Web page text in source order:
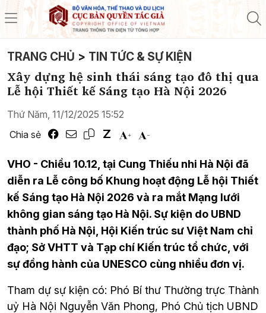
TRANG CHỦ > TIN TỨC & SỰ KIỆN
Xây dựng hệ sinh thái sáng tạo đô thị qua
Lễ hội Thiết kế Sáng tạo Hà Nội 2026
Thứ Năm, 11/12/2025 15:52
Chia sẻ
VHO - Chiều 10.12, tại Cung Thiếu nhi Hà Nội đã
diễn ra Lễ công bố Khung hoạt động Lễ hội Thiết
kế Sáng tạo Hà Nội 2026 và ra mắt Mạng lưới
không gian sáng tạo Hà Nội. Sự kiện do UBND
thành phố Hà Nội, Hội Kiến trúc sư Việt Nam chỉ
đạo; Sở VHTT và Tạp chí Kiến trúc tổ chức, với
sự đồng hành của UNESCO cùng nhiều đơn vị.
Tham dự sự kiện có: Phó Bí thư Thường trực Thành
uỷ Hà Nội Nguyễn Văn Phong, Phó Chủ tịch UBND